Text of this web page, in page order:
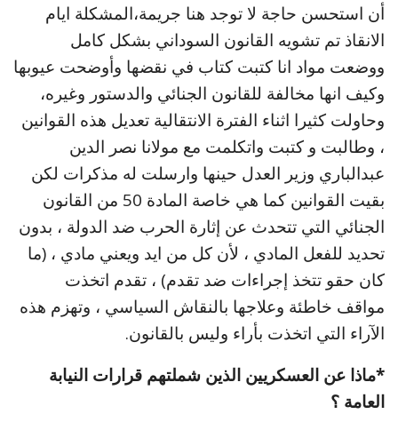
أن استحسن حاجة لا توجد هنا جريمة،المشكلة ايام
الانقاذ تم تشويه القانون السوداني بشكل كامل
ووضعت مواد انا كتبت كتاب في نقضها وأوضحت عيوبها
وكيف انها مخالفة للقانون الجنائي والدستور وغيره،
وحاولت كثيرا اثناء الفترة الانتقالية تعديل هذه القوانين
، وطالبت و كتبت واتكلمت مع مولانا نصر الدين
عبدالباري وزير العدل حينها وارسلت له مذكرات لكن
بقيت القوانين كما هي خاصة المادة 50 من القانون
الجنائي التي تتحدث عن إثارة الحرب ضد الدولة ، بدون
تحديد للفعل المادي ، لأن كل من ايد ويعني مادي ، (ما
كان حقو تتخذ إجراءات ضد تقدم) ، تقدم اتخذت
مواقف خاطئة وعلاجها بالنقاش السياسي ، وتهزم هذه
الآراء التي اتخذت بأراء وليس بالقانون.
*ماذا عن العسكريين الذين شملتهم قرارات النيابة
العامة ؟